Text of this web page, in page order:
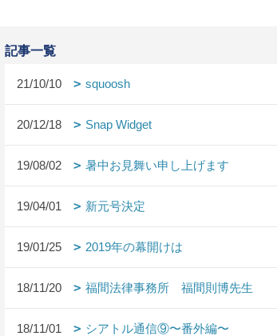
記事一覧
21/10/10 squoosh
20/12/18 Snap Widget
19/08/02 暑中お見舞い申し上げます
19/04/01 新元号決定
19/01/25 2019年の幕開けは
18/11/20 福間法律事務所 福間則博先生
18/11/01 シアトル通信⑨〜番外編〜